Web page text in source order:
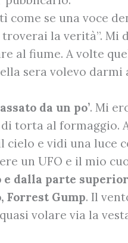
come se una voce
la verità”. Mi
al fiume. A volte
sera volevo darmi
da un po’. Mi
torta al formaggio.
cielo e vidi una luce
un UFO e il mio
e dalla parte
Forrest Gump. Il
volare via la